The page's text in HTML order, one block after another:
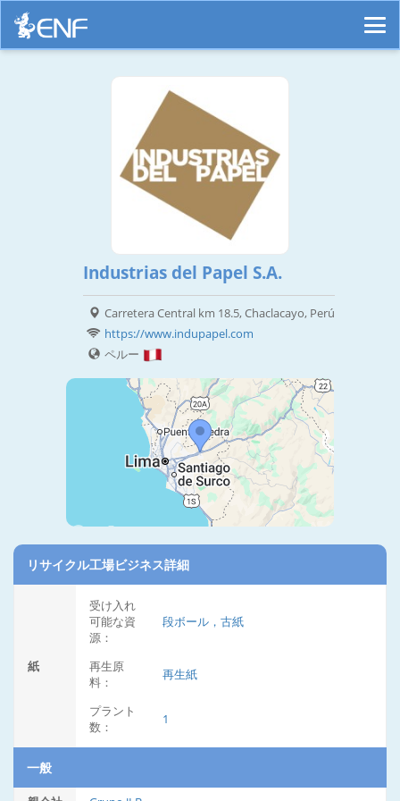
Industrias del Papel S.A.
Carretera Central km 18.5, Chaclacayo, Perú
https://www.indupapel.com
ペルー
リサイクル工場ビジネス詳細
紙
受け入れ
可能な資
源：
段ボール，古紙
再生原
料：
再生紙
プラント
数：
1
一般